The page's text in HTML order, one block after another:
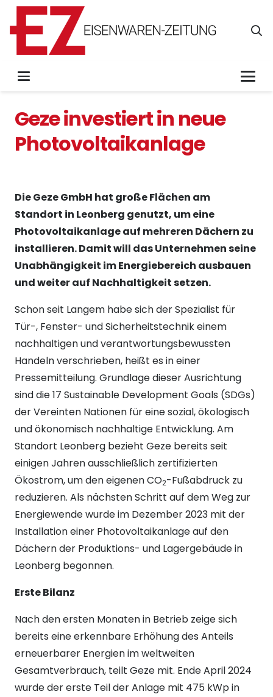
Geze investiert in neue
Photovoltaikanlage
Die Geze GmbH hat große Flächen am
Standort in Leonberg genutzt, um eine
Photovoltaikanlage auf mehreren Dächern zu
installieren. Damit will das Unternehmen seine
Unabhängigkeit im Energiebereich ausbauen
und weiter auf Nachhaltigkeit setzen.
Schon seit Langem habe sich der Spezialist für
Tür-, Fenster- und Sicherheitstechnik einem
nachhaltigen und verantwortungsbewussten
Handeln verschrieben, heißt es in einer
Pressemitteilung. Grundlage dieser Ausrichtung
sind die 17 Sustainable Development Goals (SDGs)
der Vereinten Nationen für eine sozial, ökologisch
und ökonomisch nachhaltige Entwicklung. Am
Standort Leonberg bezieht Geze bereits seit
einigen Jahren ausschließlich zertifizierten
Ökostrom, um den eigenen CO2-Fußabdruck zu
reduzieren. Als nächsten Schritt auf dem Weg zur
Energiewende wurde im Dezember 2023 mit der
Installation einer Photovoltaikanlage auf den
Dächern der Produktions- und Lagergebäude in
Leonberg begonnen.
Erste Bilanz
Nach den ersten Monaten in Betrieb zeige sich
bereits eine erkennbare Erhöhung des Anteils
erneuerbarer Energien im weltweiten
Gesamtverbrauch, teilt Geze mit. Ende April 2024
wurde der erste Teil der Anlage mit 475 kWp in